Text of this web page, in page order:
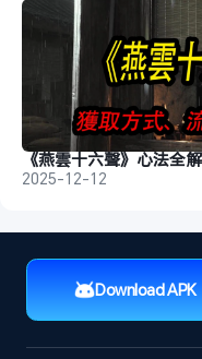
2025-12-12
Download APK